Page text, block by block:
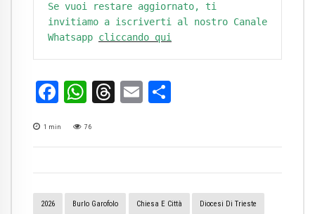
Se vuoi restare aggiornato, ti
invitiamo a iscriverti al nostro Canale
Whatsapp cliccando qui
Facebook
WhatsApp
Threads
Email
1 min 76
2026 Burlo Garofolo Chiesa E Città Diocesi Di Trieste